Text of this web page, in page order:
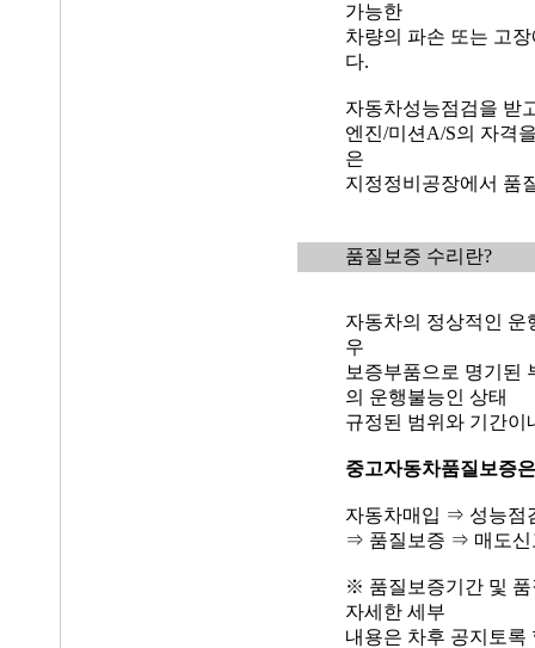
가능한
차량의 파손 또는 고
다.
자동차성능점검을 받
엔진/미션A/S의 자격
은
지정정비공장에서 품
품질보증 수리란?
자동차의 정상적인 운
우
보증부품으로 명기된
의 운행불능인 상태
규정된 범위와 기간이
중고자동차품질보증은
자동차매입 ⇒ 성능점
⇒ 품질보증 ⇒ 매도신
※ 품질보증기간 및 품
자세한 세부
내용은 차후 공지토록